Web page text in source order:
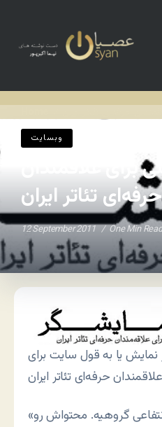
وبسایت
برای علاقمندان
حرفه‌ای تئاتر ایران
12 September 2011 One Min
یا به قول سایت برای
«نمایشگر» یک پروژه غیرانتفاعی گروهیه. محتواش رو